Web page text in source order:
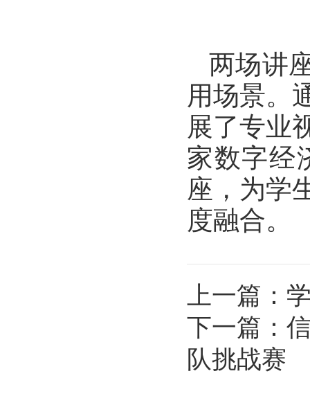
两场讲
用场景。
展了专业
家数字经
座，为学
度融合。
上一篇：
下一篇：
队挑战赛